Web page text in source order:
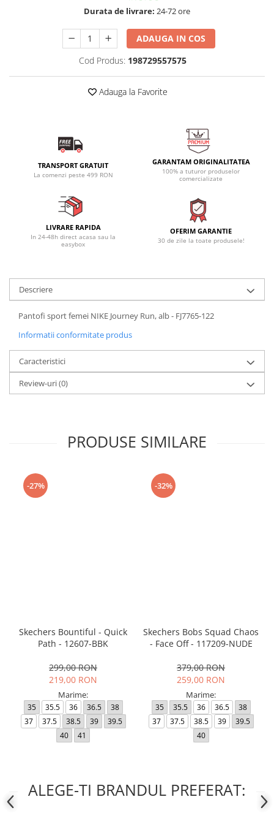
Durata de livrare: 24-72 ore
ADAUGA IN COS
Cod Produs: 198729557575
Adauga la Favorite
TRANSPORT GRATUIT
La comenzi peste 499 RON
GARANTAM ORIGINALITATEA
100% a tuturor produselor
comercializate
LIVRARE RAPIDA
In 24-48h direct acasa sau la
easybox
OFERIM GARANTIE
30 de zile la toate produsele!
Descriere
Pantofi sport femei NIKE Journey Run, alb - FJ7765-122
Informatii conformitate produs
Caracteristici
Review-uri(0)
PRODUSE SIMILARE
-27%
Skechers Bountiful - Quick
Path - 12607-BBK
299,00 RON
219,00 RON
Marime:
35 35.5 36 36.5
38
37
37.5 38.5 39
39.5
40
41
-32%
Skechers Bobs Squad Chaos
- Face Off - 117209-NUDE
379,00 RON
259,00 RON
Marime:
35 35.5 36 36.5
38
37
37.5 38.5 39
39.5
40
ALEGE-TI BRANDUL PREFERAT: